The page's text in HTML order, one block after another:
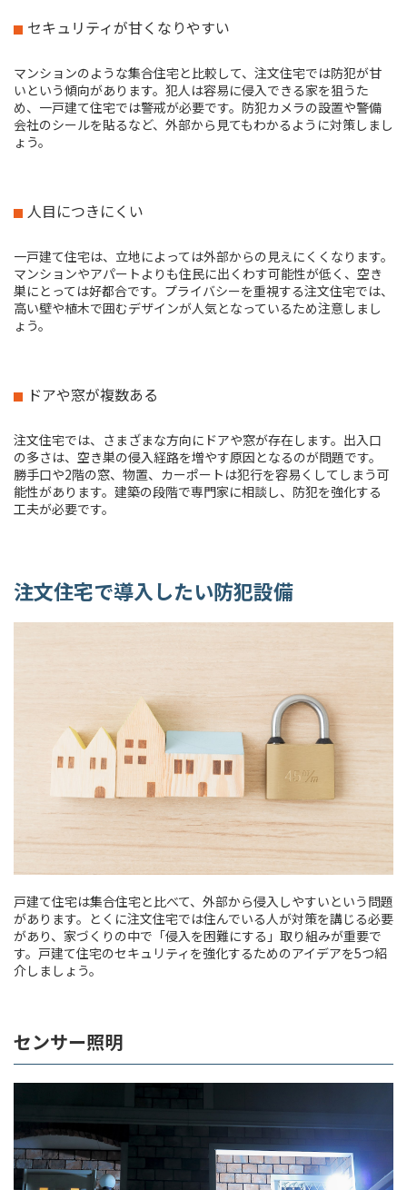
セキュリティが甘くなりやすい
マンションのような集合住宅と比較して、注文住宅では防犯が甘
いという傾向があります。犯人は容易に侵入できる家を狙うた
め、一戸建て住宅では警戒が必要です。防犯カメラの設置や警備
会社のシールを貼るなど、外部から見てもわかるように対策しまし
ょう。
人目につきにくい
一戸建て住宅は、立地によっては外部からの見えにくくなります。
マンションやアパートよりも住民に出くわす可能性が低く、空き
巣にとっては好都合です。プライバシーを重視する注文住宅では、
高い壁や植木で囲むデザインが人気となっているため注意しまし
ょう。
ドアや窓が複数ある
注文住宅では、さまざまな方向にドアや窓が存在します。出入口
の多さは、空き巣の侵入経路を増やす原因となるのが問題です。
勝手口や2階の窓、物置、カーポートは犯行を容易くしてしまう可
能性があります。建築の段階で専門家に相談し、防犯を強化する
工夫が必要です。
注文住宅で導入したい防犯設備
戸建て住宅は集合住宅と比べて、外部から侵入しやすいという問題
があります。とくに注文住宅では住んでいる人が対策を講じる必要
があり、家づくりの中で「侵入を困難にする」取り組みが重要で
す。戸建て住宅のセキュリティを強化するためのアイデアを5つ紹
介しましょう。
センサー照明